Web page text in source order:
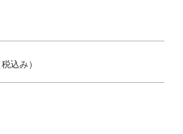
税込み）